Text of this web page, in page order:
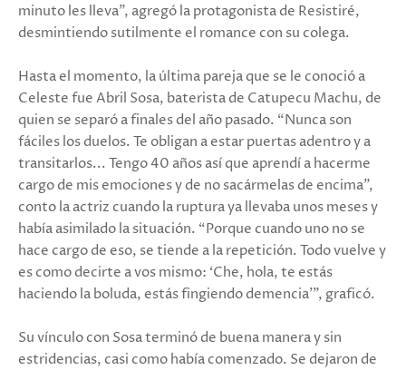
minuto les lleva”, agregó la protagonista de Resistiré,
desmintiendo sutilmente el romance con su colega.
Hasta el momento, la última pareja que se le conoció a
Celeste fue Abril Sosa, baterista de Catupecu Machu, de
quien se separó a finales del año pasado. “Nunca son
fáciles los duelos. Te obligan a estar puertas adentro y a
transitarlos... Tengo 40 años así que aprendí a hacerme
cargo de mis emociones y de no sacármelas de encima”,
conto la actriz cuando la ruptura ya llevaba unos meses y
había asimilado la situación. “Porque cuando uno no se
hace cargo de eso, se tiende a la repetición. Todo vuelve y
es como decirte a vos mismo: ‘Che, hola, te estás
haciendo la boluda, estás fingiendo demencia’”, graficó.
Su vínculo con Sosa terminó de buena manera y sin
estridencias, casi como había comenzado. Se dejaron de